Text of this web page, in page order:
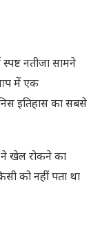
नतीजा सामने
में एक
इतिहास का सबसे
ने खेल रोकने का
को नहीं पता था